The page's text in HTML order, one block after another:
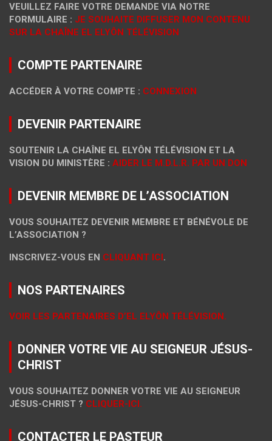
VEUILLEZ FAIRE VOTRE DEMANDE VIA NOTRE
FORMULAIRE : JE SOUHAITE DIFFUSER MON CONTENU
SUR LA CHAÎNE EL ELYÔN TÉLÉVISION
COMPTE PARTENAIRE
ACCÉDER À VOTRE COMPTE : CONNEXION
DEVENIR PARTENAIRE
SOUTENIR LA CHAÎNE EL ELYÔN TÉLÉVISION ET LA
VISION DU MINISTÈRE : AIDER LE M.D.L.R. PAR UN DON
DEVENIR MEMBRE DE L’ASSOCIATION
VOUS SOUHAITEZ DEVENIR MEMBRE ET BÉNÉVOLE DE
L’ASSOCIATION ?
INSCRIVEZ-VOUS EN CLIQUANT ICI.
NOS PARTENAIRES
VOIR LES PARTENAIRES D’EL ELYÔN TÉLÉVISION.
DONNER VOTRE VIE AU SEIGNEUR JÉSUS-
CHRIST
VOUS SOUHAITEZ DONNER VOTRE VIE AU SEIGNEUR
JÉSUS-CHRIST ? CLIQUER-ICI.
CONTACTER LE PASTEUR